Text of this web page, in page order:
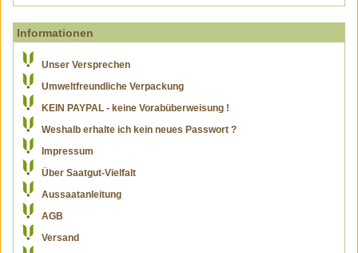
Informationen
Unser Versprechen
Umweltfreundliche Verpackung
KEIN PAYPAL - keine Vorabüberweisung !
Weshalb erhalte ich kein neues Passwort ?
Impressum
Über Saatgut-Vielfalt
Aussaatanleitung
AGB
Versand